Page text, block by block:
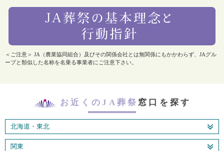
＜ご注意＞ JA（農業協同組合）及びその関係会社とは無関係にもかかわらず、JAグル
ープと類似した名称を名乗る事業者にご注意下さい。
お近くのJA葬祭 窓口を探す
北海道・東北
関東